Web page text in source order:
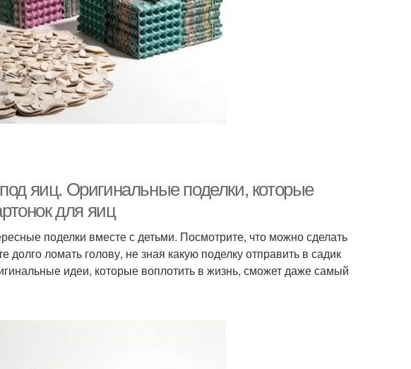
яиц. Оригинальные поделки, которые
для яиц
поделки вместе с детьми. Посмотрите, что можно сделать
долго ломать голову, не зная какую поделку отправить в садик
идеи, которые воплотить в жизнь, сможет даже самый